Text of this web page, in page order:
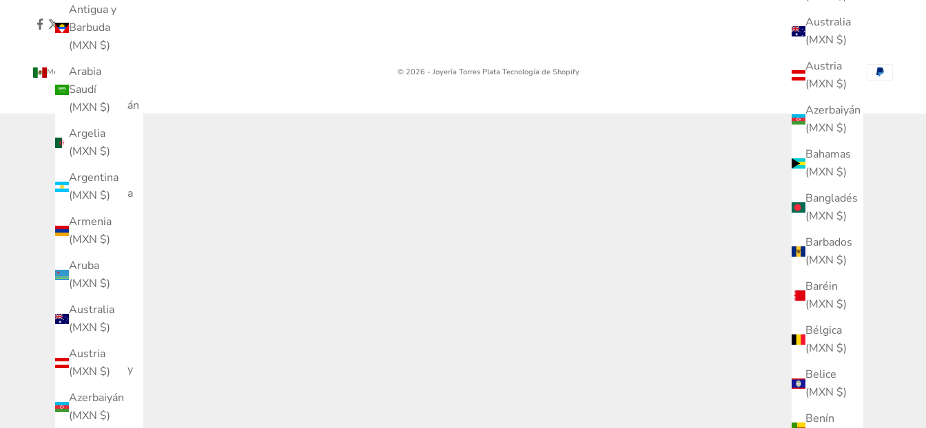
Australia
(MXN $)
Austria
(MXN $)
Azerbaiyán
(MXN $)
Bahamas
(MXN $)
Bangladés
(MXN $)
Barbados
(MXN $)
Baréin
(MXN $)
Bélgica
(MXN $)
Belice
(MXN $)
Benín
Antigua y
Barbuda
(MXN $)
Arabia
Saudí
(MXN $)
Argelia
(MXN $)
Argentina
(MXN $)
Armenia
(MXN $)
Aruba
(MXN $)
Australia
(MXN $)
Austria
(MXN $)
Azerbaiyán
(MXN $)
México (MXN $)
Afganistán
Albania
Alemania
Andorra
Angola
Anguila
Antigua y
(MXN $)
© 2026 - Joyería Torres Plata Tecnología de Shopify